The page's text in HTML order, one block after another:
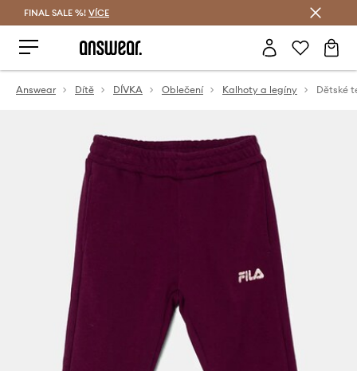
FINAL SALE %! VÍCE
Answear Dítě DÍVKA Oblečení Kalhoty a legíny Dětské